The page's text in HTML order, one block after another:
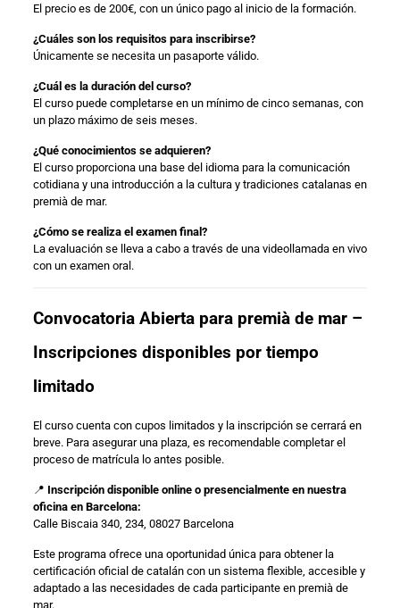
El precio es de 200€, con un único pago al inicio de la formación.
¿Cuáles son los requisitos para inscribirse?
Únicamente se necesita un pasaporte válido.
¿Cuál es la duración del curso?
El curso puede completarse en un mínimo de cinco semanas, con
un plazo máximo de seis meses.
¿Qué conocimientos se adquieren?
El curso proporciona una base del idioma para la comunicación
cotidiana y una introducción a la cultura y tradiciones catalanas en
premià de mar.
¿Cómo se realiza el examen final?
La evaluación se lleva a cabo a través de una videollamada en vivo
con un examen oral.
Convocatoria Abierta para premià de mar –
Inscripciones disponibles por tiempo
limitado
El curso cuenta con cupos limitados y la inscripción se cerrará en
breve. Para asegurar una plaza, es recomendable completar el
proceso de matrícula lo antes posible.
📍 Inscripción disponible online o presencialmente en nuestra
oficina en Barcelona:
Calle Biscaia 340, 234, 08027 Barcelona
Este programa ofrece una oportunidad única para obtener la
certificación oficial de catalán con un sistema flexible, accesible y
adaptado a las necesidades de cada participante en premià de
mar.